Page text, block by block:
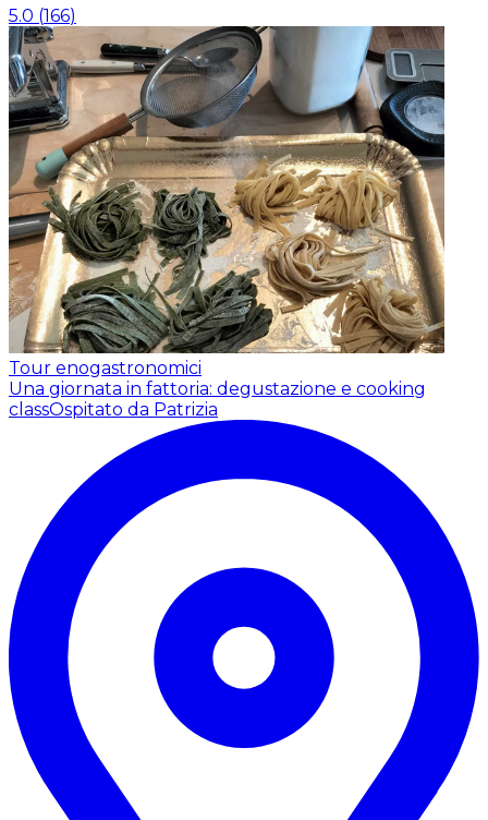
5.0 (166)
Tour enogastronomici
Una giornata in fattoria: degustazione e cooking
classOspitato da Patrizia